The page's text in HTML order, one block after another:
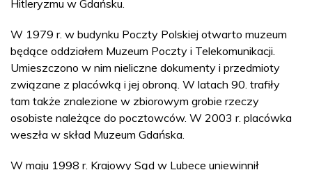
Hitleryzmu w Gdańsku.
W 1979 r. w budynku Poczty Polskiej otwarto muzeum
będące oddziałem Muzeum Poczty i Telekomunikacji.
Umieszczono w nim nieliczne dokumenty i przedmioty
związane z placówką i jej obroną. W latach 90. trafiły
tam także znalezione w zbiorowym grobie rzeczy
osobiste należące do pocztowców. W 2003 r. placówka
weszła w skład Muzeum Gdańska.
W maju 1998 r. Krajowy Sąd w Lubece uniewinnił